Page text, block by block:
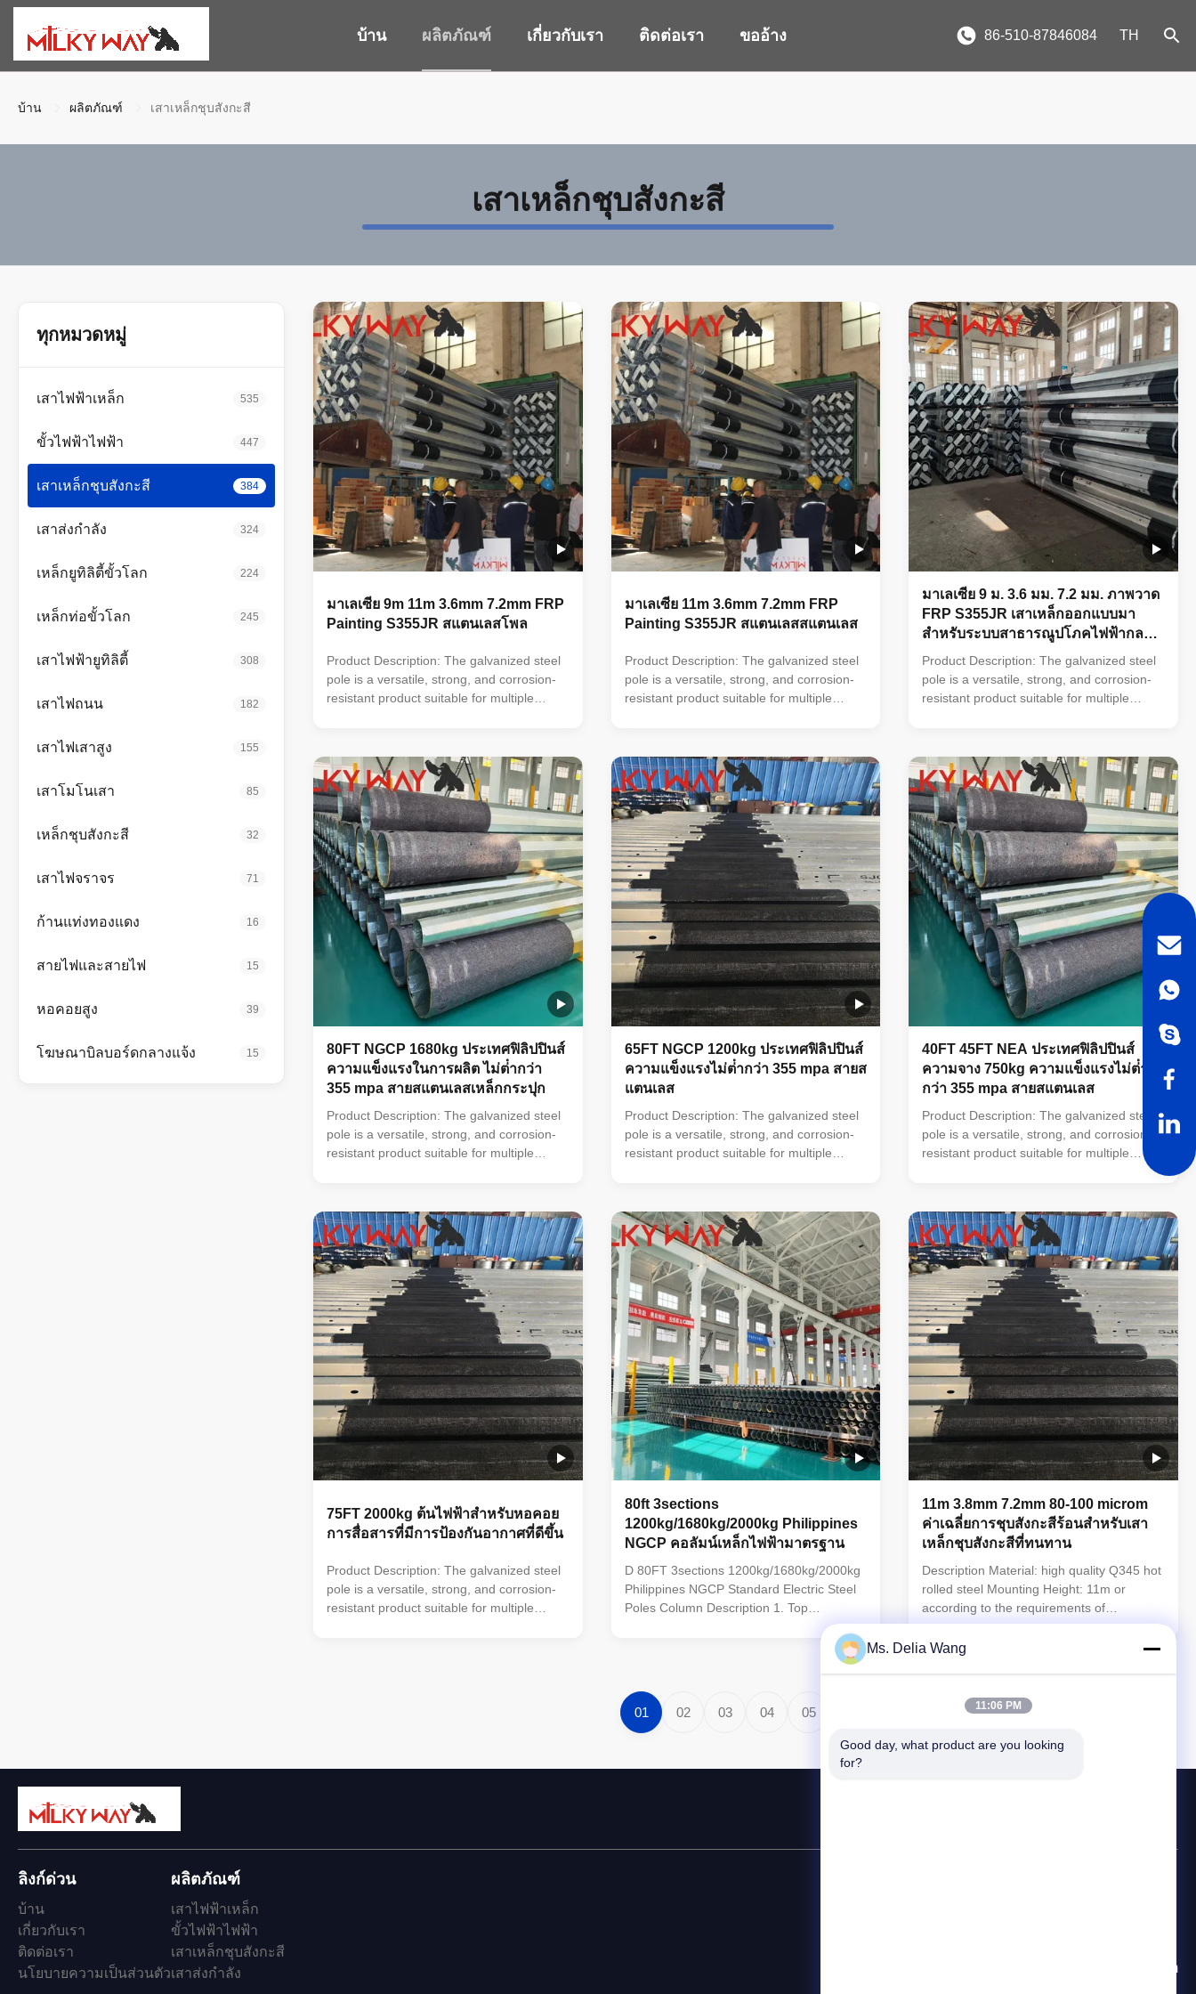
บ้าน ผลิตภัณฑ์ เกี่ยวกับเรา ติดต่อเรา ขออ้าง 86-510-87846084 TH
บ้าน ผลิตภัณฑ์ เสาเหล็กชุบสังกะสี
เสาเหล็กชุบสังกะสี
ทุกหมวดหมู่
เสาไฟฟ้าเหล็ก 535
ขั้วไฟฟ้าไฟฟ้า 447
เสาเหล็กชุบสังกะสี 384
เสาส่งกำลัง 324
เหล็กยูทิลิตี้ขั้วโลก 224
เหล็กท่อขั้วโลก 245
เสาไฟฟ้ายูทิลิตี้ 308
เสาไฟถนน 182
เสาไฟเสาสูง 155
เสาโมโนเสา 85
เหล็กชุบสังกะสี 32
เสาไฟจราจร 71
ก้านแท่งทองแดง 16
สายไฟและสายไฟ 15
หอคอยสูง 39
โฆษณาบิลบอร์ดกลางแจ้ง 15
มาเลเซีย 9m 11m 3.6mm 7.2mm FRP
Painting S355JR สแตนเลสโพล
Product Description: The galvanized steel
pole is a versatile, strong, and corrosion-
resistant product suitable for multiple
shapes (round, octagonal, polygonal),
ultimate tensile strengths from 235 to 500
MPa, and thickness options from 1mm to
40mm make it an adaptable and
dependable choice. The hot dip galvanized
finish enhances its longevity and reduces
maintenance costs, making it an
มาเลเซีย 11m 3.6mm 7.2mm FRP
Painting S355JR สแตนเลสสแตนเลส
Product Description: The galvanized steel
pole is a versatile, strong, and corrosion-
resistant product suitable for multiple
shapes (round, octagonal, polygonal),
ultimate tensile strengths from 235 to 500
MPa, and thickness options from 1mm to
40mm make it an adaptable and
dependable choice. The hot dip galvanized
finish enhances its longevity and reduces
maintenance costs, making it an
มาเลเซีย 9 ม. 3.6 มม. 7.2 มม. ภาพวาด
FRP S355JR เสาเหล็กออกแบบมา
สำหรับระบบสาธารณูปโภคไฟฟ้ากลาง
แจ้ง
Product Description: The galvanized steel
pole is a versatile, strong, and corrosion-
resistant product suitable for multiple
shapes (round, octagonal, polygonal),
ultimate tensile strengths from 235 to 500
MPa, and thickness options from 1mm to
40mm make it an adaptable and
dependable choice. The hot dip galvanized
finish enhances its longevity and reduces
maintenance costs, making it an
80FT NGCP 1680kg ประเทศฟิลิปปินส์
ความแข็งแรงในการผลิต ไม่ต่ํากว่า
355 mpa สายสแตนเลสเหล็กกระปุก
Product Description: The galvanized steel
pole is a versatile, strong, and corrosion-
resistant product suitable for multiple
shapes (round, octagonal, polygonal),
ultimate tensile strengths from 235 to 500
MPa, and thickness options from 1mm to
40mm make it an adaptable and
dependable choice. The hot dip galvanized
finish enhances its longevity and reduces
maintenance costs, making it an
65FT NGCP 1200kg ประเทศฟิลิปปินส์
ความแข็งแรงไม่ต่ํากว่า 355 mpa สายส
แตนเลส
Product Description: The galvanized steel
pole is a versatile, strong, and corrosion-
resistant product suitable for multiple
shapes (round, octagonal, polygonal),
ultimate tensile strengths from 235 to 500
MPa, and thickness options from 1mm to
40mm make it an adaptable and
dependable choice. The hot dip galvanized
finish enhances its longevity and reduces
maintenance costs, making it an
40FT 45FT NEA ประเทศฟิลิปปินส์
ความจาง 750kg ความแข็งแรงไม่ต่ํา
กว่า 355 mpa สายสแตนเลส
Product Description: The galvanized steel
pole is a versatile, strong, and corrosion-
resistant product suitable for multiple
shapes (round, octagonal, polygonal),
ultimate tensile strengths from 235 to 500
MPa, and thickness options from 1mm to
40mm make it an adaptable and
dependable choice. The hot dip galvanized
finish enhances its longevity and reduces
maintenance costs, making it an
75FT 2000kg ต้นไฟฟ้าสําหรับหอคอย
การสื่อสารที่มีการป้องกันอากาศที่ดีขึ้น
Product Description: The galvanized steel
pole is a versatile, strong, and corrosion-
resistant product suitable for multiple
80ft 3sections
1200kg/1680kg/2000kg Philippines
NGCP คอลัมน์เหล็กไฟฟ้ามาตรฐาน
D 80FT 3sections 1200kg/1680kg/2000kg
Philippines NGCP Standard Electric Steel
Poles Column Description 1. Top
diameter:560mm 3. Thickness:5mm 4.
Shape:Octogonal 5. Material:Q345 Design
parameter Certificate ISO 9001:2015,etc
Destruction test Available welding method
CO2 welding or submerged arc auto
welding OEM Available Wind pressure 5-
11m 3.8mm 7.2mm 80-100 microm
ค่าเฉลี่ยการชุบสังกะสีร้อนสำหรับเสา
เหล็กชุบสังกะสีที่ทนทาน
Description Material: high quality Q345 hot
rolled steel Mounting Height: 11m or
according to the requirements of
customers Shape of pole:
Round,conical,octagonal,square,mid
welded longitudinally by automaticarc
double brackets are in the shape and
dimension as per customers requirement
01 02 03 04 05
ลิงก์ด่วน
บ้าน
เกี่ยวกับเรา
ติดต่อเรา
นโยบายความเป็นส่วนตัว
ผลิตภัณฑ์
เสาไฟฟ้าเหล็ก
ขั้วไฟฟ้าไฟฟ้า
เสาเหล็กชุบสังกะสี
เสาส่งกำลัง
delia@yin-he.com
Ms. Delia Wang
11:06 PM
Good day, what product are you looking
for?